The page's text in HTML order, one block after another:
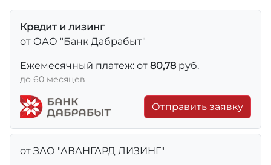
Кредит и лизинг
от ОАО "Банк Дабрабыт"
Ежемесячный платеж: от 80,78 руб.
до 60 месяцев
Отправить заявку
от ЗАО "АВАНГАРД ЛИЗИНГ"